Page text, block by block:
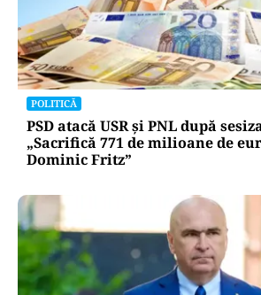
POLITICĂ
PSD atacă USR și PNL după
„Sacrifică 771 de milioane de
Dominic Fritz”